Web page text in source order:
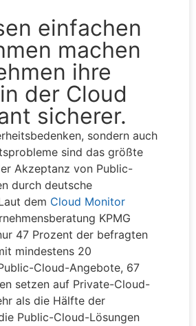
einfachen
machen
ihre
der Cloud
sicherer.
sondern auch
sind das größte
Akzeptanz von Public-
durch deutsche
dem Cloud Monitor
KPMG
47 Prozent der befragten
mindestens 20
Cloud-Angebote, 67
setzen auf Private-Cloud-
als die Hälfte der
Public-Cloud-Lösungen